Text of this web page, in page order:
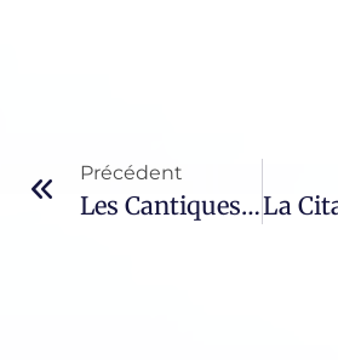
Précédent
Les Cantiques De La Bible – 9 / Le Cantique De Marie